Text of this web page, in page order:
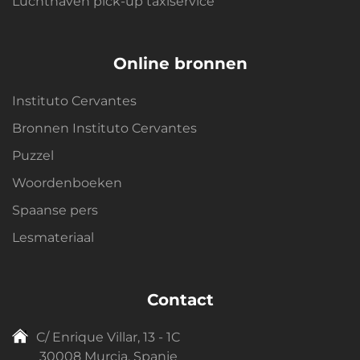
Online bronnen
Instituto Cervantes
Bronnen Instituto Cervantes
Puzzel
Woordenboeken
Spaanse pers
Lesmateriaal
Contact
C/ Enrique Villar, 13 - 1C
30008 Murcia, Spanje